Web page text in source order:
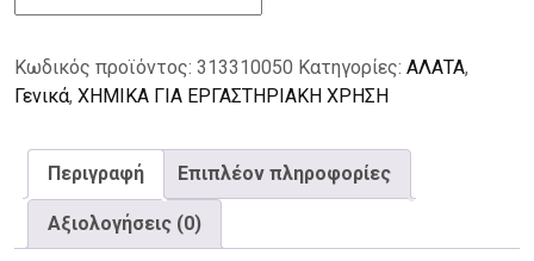
50g
ποσότητα
Κωδικός προϊόντος: 313310050 Κατηγορίες: ΑΛΑΤΑ,
Γενικά, ΧΗΜΙΚΑ ΓΙΑ ΕΡΓΑΣΤΗΡΙΑΚΗ ΧΡΗΣΗ
Περιγραφή Επιπλέον πληροφορίες
Αξιολογήσεις (0)